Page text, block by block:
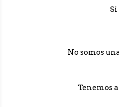
Si
No somos
Tenemos